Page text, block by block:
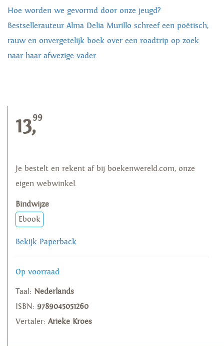
Hoe worden we gevormd door onze jeugd?
Bestsellerauteur Alma Delia Murillo schreef een poëtisch,
rauw en onvergetelijk boek over een roadtrip op zoek
naar haar afwezige vader.
13,99
Je bestelt en rekent af bij boekenwereld.com, onze
eigen webwinkel.
Bindwijze
Ebook
Bekijk Paperback
Op voorraad
Taal: Nederlands
ISBN: 9789045051260
Vertaler: Arieke Kroes